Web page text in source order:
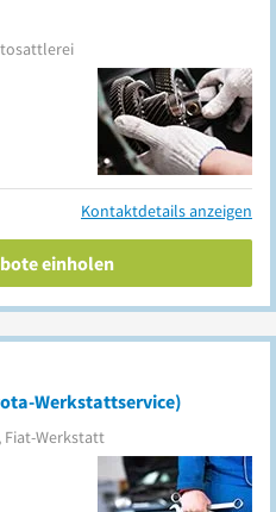
Kontaktdetails anzeigen
einholen
Werkstattservice)
Fiat-Werkstatt